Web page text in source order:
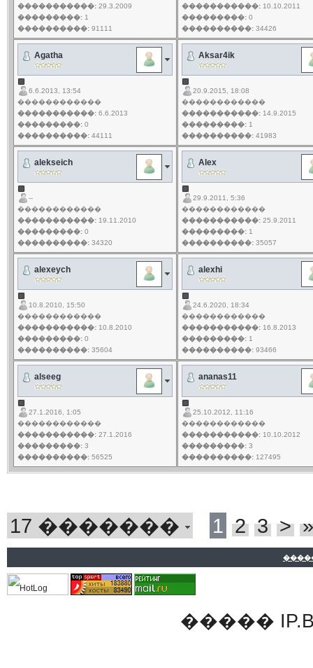
�����������:29.3.2009
���������:1
����������:91111
�����������:10.10.2011
���������:0
����������:34426
Agatha
6.6.2013, 13:54
������������
�����������:6.6.2013
���������:0
����������:44111
Aksar4ik
20.9.2015, 18:08
������������
�����������:14.9.2015
���������:1
����������:41983
alekseich
--
������������
�����������:19.11.2010
���������:0
����������:34320
Alex
29.9.2011, 5:36
������������
�����������:25.9.2011
���������:1
����������:35057
alexeych
10.8.2010, 15:50
������������
�����������:10.8.2010
���������:0
����������:35604
alexhi
24.6.2020, 18:34
������������
�����������:16.8.2013
���������:1
����������:93466
alseeg
27.1.2016, 1:05
������������
�����������:27.1.2016
���������:3
����������:56525
ananas11
25.10.2012, 11:16
������������
�����������:10.10.2012
���������:3
����������:127495
17 ������� 1 2 3 > »
�����